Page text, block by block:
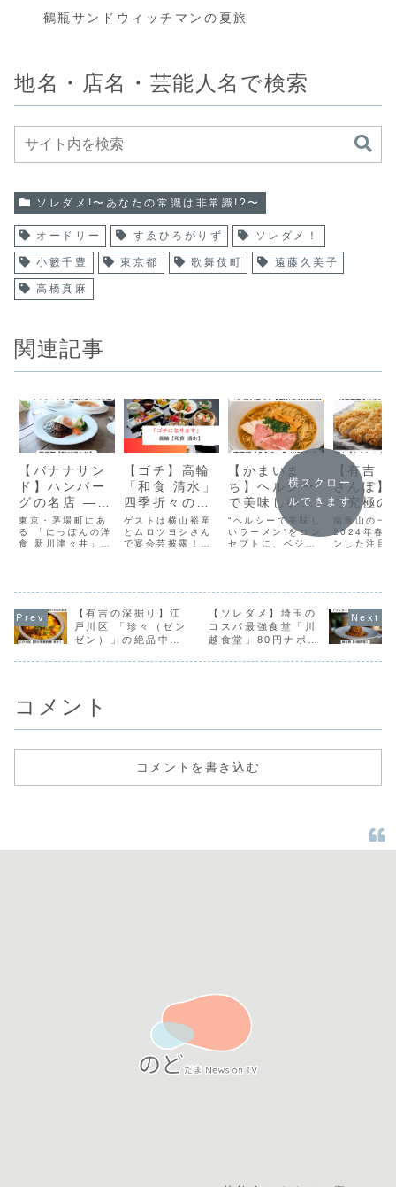
鶴瓶サンドウィッチマンの夏旅
地名・店名・芸能人名で検索
ソレダメ!〜あなたの常識は非常識!?〜
オードリー すゑひろがりず ソレダメ！
小籔千豊 東京都 歌舞伎町 遠藤久美子
高橋真麻
関連記事
【バナナサン
ド】ハンバー
グの名店 ―
新川津々井
（東京・茅場
町）
東京・茅場町にあ
る 「にっぽんの洋
食 新川津々井」
で、多くの人に愛
されてきました。
【ゴチ】高輪
「和食 清水」
四季折々の味
を大切に意匠
を凝らした和
食
ゲストは横山裕産
とムロツヨシさん
で宴会芸披露！大
ある高級和食料理
店。
【かまいま
ち】ヘルシー
で美味しいラ
ーメン！東京
駅「ソラノイ
ロ東京店」
“ヘルシーで美味し
いラーメン”をコン
セプトに、ベジタ
います。
【有吉
さんぽ】
で究極の
わり「と
つ ここ
るか」
南青山の一
2024年春
ンした注目
横スクロー
ルできます
【有吉の深掘り】江
戸川区 「珍々（ゼン
ゼン）」の絶品中華
【ソレダメ】埼玉の
コスパ最強食堂「川
越食堂」80円ナポリ
コメント
コメントを書き込む